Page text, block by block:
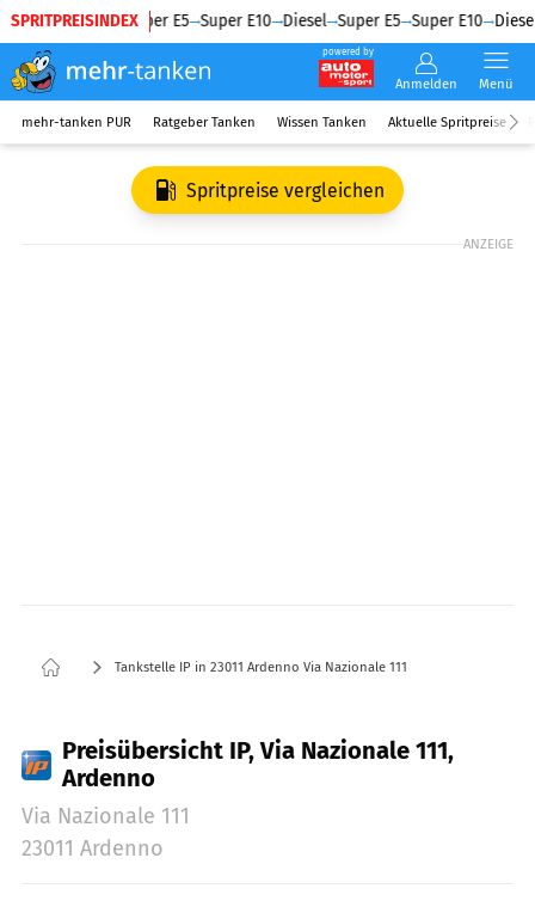
SPRITPREISINDEX
Diesel Super E5 Super E10 Diesel Super E5 Super E10 Diesel
powered by
Anmelden Menü
mehr-tanken PUR Ratgeber Tanken Wissen Tanken Aktuelle Spritpreise
Spritpreise vergleichen
ANZEIGE
Tankstelle IP in 23011 Ardenno Via Nazionale 111
Preisübersicht IP, Via Nazionale 111,
Ardenno
Via Nazionale 111
23011 Ardenno